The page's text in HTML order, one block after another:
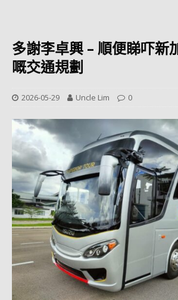
多謝李卓興 – 順便睇吓新
嘅交通規劃
2026-05-29 Uncle Lim 0